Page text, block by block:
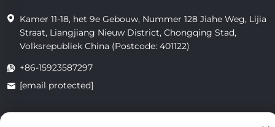
Kamer 11-18, het 9e Gebouw, Nummer 128 Jiahe Weg, Lijia
Straat, Liangjiang Nieuw District, Chongqing Stad,
Volksrepubliek China (Postcode: 401122)
+86-15923587297
[email protected]